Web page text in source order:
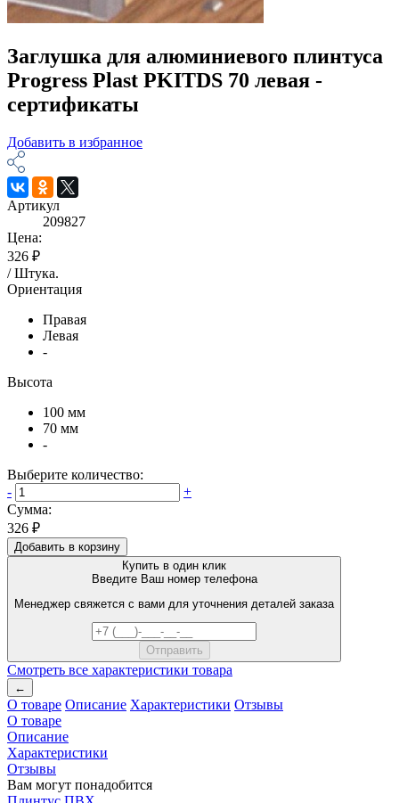
Заглушка для алюминиевого плинтуса
Progress Plast PKITDS 70 левая -
сертификаты
Добавить в избранное
Артикул
209827
Цена:
326 ₽
/Штука.
Ориентация
Правая
Левая
-
Высота
100 мм
70 мм
-
Выберите количество:
-
+
Сумма:
326 ₽
Добавить в корзину
Купить в один клик
Введите Ваш номер телефона
Менеджер свяжется с вами для уточнения деталей заказа
Смотреть все характеристики товара
←
О товаре Описание Характеристики Отзывы
О товаре
Описание
Характеристики
Отзывы
Вам могут понадобится